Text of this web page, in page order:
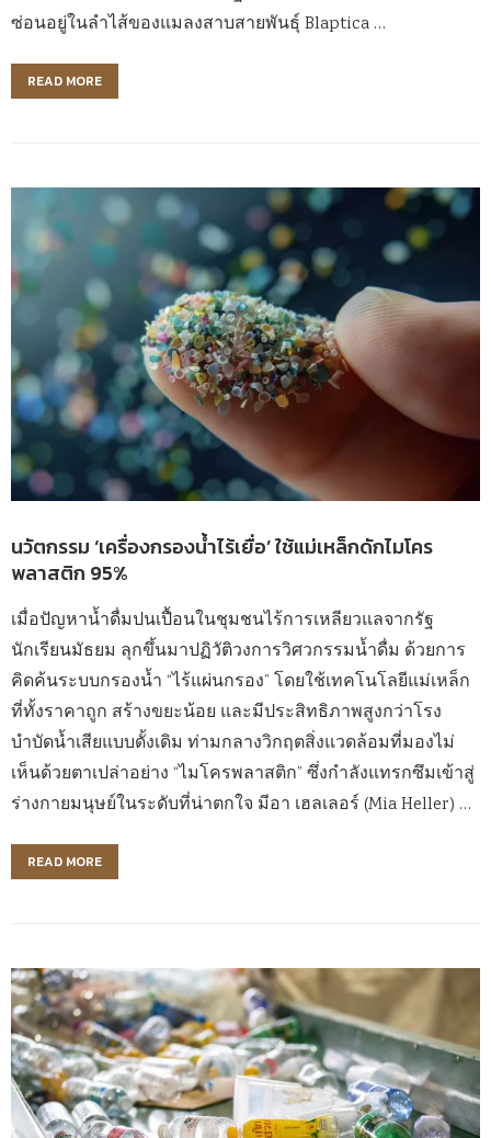
ซ่อนอยู่ในลำไส้ของแมลงสาบสายพันธุ์ Blaptica …
READ MORE
นวัตกรรม ‘เครื่องกรองน้ำไร้เยื่อ’ ใช้แม่เหล็กดักไมโคร
พลาสติก 95%
เมื่อปัญหาน้ำดื่มปนเปื้อนในชุมชนไร้การเหลียวแลจากรัฐ
นักเรียนมัธยม ลุกขึ้นมาปฏิวัติวงการวิศวกรรมน้ำดื่ม ด้วยการ
คิดค้นระบบกรองน้ำ “ไร้แผ่นกรอง” โดยใช้เทคโนโลยีแม่เหล็ก
ที่ทั้งราคาถูก สร้างขยะน้อย และมีประสิทธิภาพสูงกว่าโรง
บำบัดน้ำเสียแบบดั้งเดิม ท่ามกลางวิกฤตสิ่งแวดล้อมที่มองไม่
เห็นด้วยตาเปล่าอย่าง “ไมโครพลาสติก” ซึ่งกำลังแทรกซึมเข้าสู่
ร่างกายมนุษย์ในระดับที่น่าตกใจ มีอา เฮลเลอร์ (Mia Heller) …
READ MORE